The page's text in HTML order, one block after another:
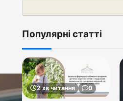
Популярні статті
2 хв читання 0